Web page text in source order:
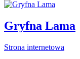
Gryfna Lama
Strona internetowa